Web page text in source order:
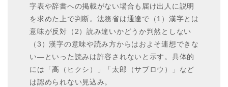
字表や辞書への掲載がない場合も届け出人に説明
を求めた上で判断。法務省は通達で（1）漢字とは
意味が反対（2）読み違いかどうか判然としない
（3）漢字の意味や読み方からはおよそ連想できな
い―といった読みは許容されないと示す。具体的
には「高（ヒクシ）」「太郎（サブロウ）」など
は認められない見込み。